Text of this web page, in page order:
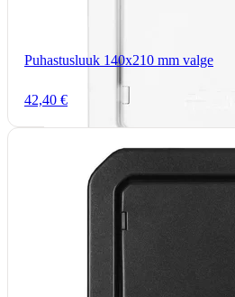
Puhastusluuk 140x210 mm valge
42,40 €